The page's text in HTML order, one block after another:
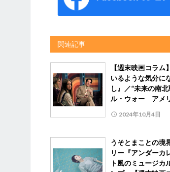
関連記事
【週末映画コラ
いるような気分に
し』／“未来の南
ル・ウォー アメ
2024年10月4日
うそとまことの境
リー『アンダーカ
ト風のミュージカ